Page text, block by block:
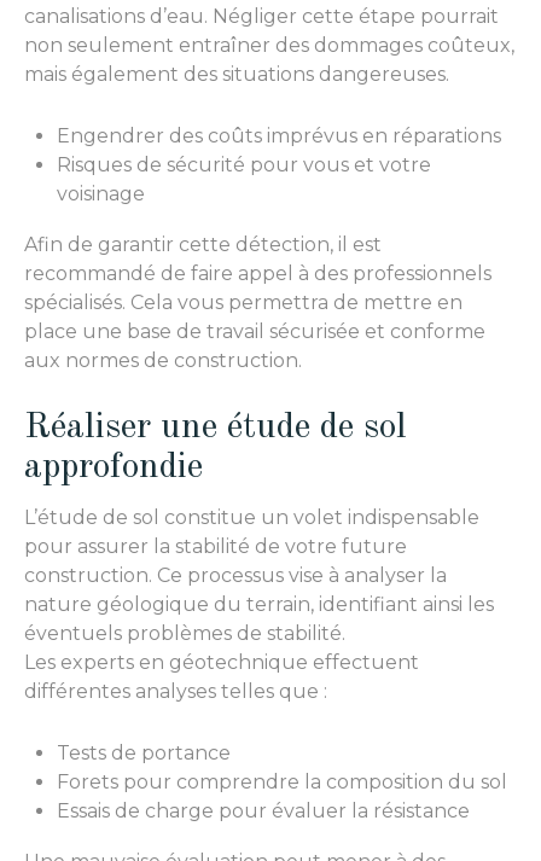
canalisations d’eau. Négliger cette étape pourrait
non seulement entraîner des dommages coûteux,
mais également des situations dangereuses.
Engendrer des coûts imprévus en réparations
Risques de sécurité pour vous et votre
voisinage
Afin de garantir cette détection, il est
recommandé de faire appel à des professionnels
spécialisés. Cela vous permettra de mettre en
place une base de travail sécurisée et conforme
aux normes de construction.
Réaliser une étude de sol
approfondie
L’étude de sol constitue un volet indispensable
pour assurer la stabilité de votre future
construction. Ce processus vise à analyser la
nature géologique du terrain, identifiant ainsi les
éventuels problèmes de stabilité.
Les experts en géotechnique effectuent
différentes analyses telles que :
Tests de portance
Forets pour comprendre la composition du sol
Essais de charge pour évaluer la résistance